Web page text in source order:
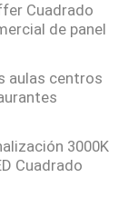
Cuadrado
de panel
aulas centros
3000K
Cuadrado